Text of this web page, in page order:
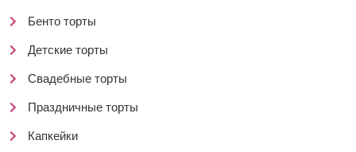
Бенто торты
Детские торты
Свадебные торты
Праздничные торты
Капкейки